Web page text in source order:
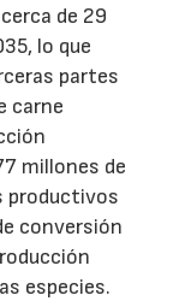
de 29
lo que
partes
carne
millones de
productivos
conversión
especies.